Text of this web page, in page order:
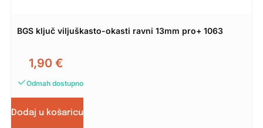
BGS ključ viljuškasto-okasti ravni 13mm pro+ 1063
1,90 €
Odmah dostupno
Dodaj u košaricu